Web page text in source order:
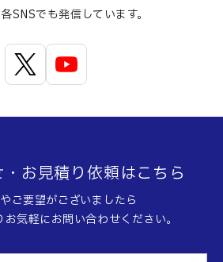
SNSでも発信しています。
お見積り依頼はこちら
ご要望がございましたら
気軽にお問い合わせください。